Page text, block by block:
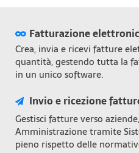
Fatturazione
Crea, invia e ricevi fatture
quantità, gestendo tutta la
in un unico software.
Invio e ricezione
Gestisci fatture verso
Amministrazione tramite
pieno rispetto delle